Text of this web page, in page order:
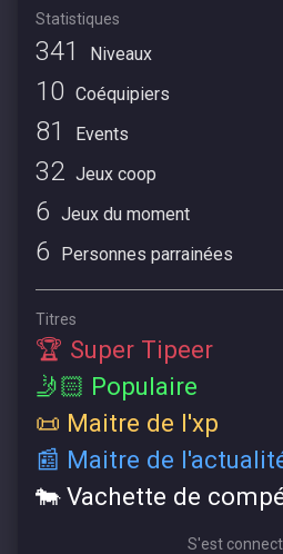
Statistiques
341 Niveaux
10 Coéquipiers
81 Events
32 Jeux coop
6 Jeux du moment
6 Personnes parrainées
Titres
🏆 Super Tipeer
🤳🏻 Populaire
📜 Maitre de l'xp
📰 Maitre de
🐄 Vachette de
S'est